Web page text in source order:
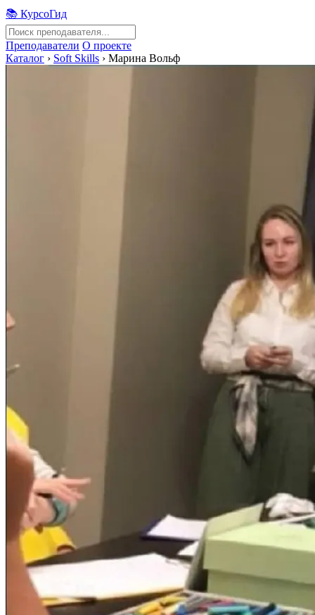
📚 КурсоГид
Преподаватели О проекте
Каталог › Soft Skills › Марина Вольф